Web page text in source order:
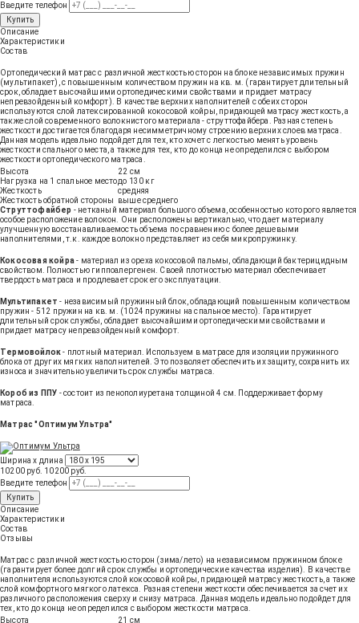
Введите телефон
Купить
Описание
Характеристики
Состав
Ортопедический матрас с различной жесткостью сторон на блоке независимых пружин
(мультипакет), с повышенным количеством пружин на кв. м. (гарантирует длительный
срок, обладает высочайшими ортопедическими свойствами и придает матрасу
непревзойденный комфорт). В качестве верхних наполнителей с обеих сторон
используются слой латексированной кокосовой койры, придающей матрасу жесткость, а
также слой современного волокнистого материала - струттофайбера. Разная степень
жесткости достигается благодаря несимметричному строению верхних слоев матраса.
Данная модель идеально подойдет для тех, кто хочет с легкостью менять уровень
жесткости спального места, а также для тех, кто до конца не определился с выбором
жесткости ортопедического матраса.
Высота
22 см
Нагрузка на 1 спальное местодо 130 кг
Жесткость
средняя
Жесткость обратной стороны
выше среднего
Струттофайбер - нетканый материал большого объема, особенностью которого является
особое расположение волокон. Они расположены вертикально, что дает материалу
улучшенную восстанавливаемость объема по сравнению с более дешевыми
наполнителями, т.к. каждое волокно представляет из себя микропружинку.
Кокосовая койра- материал из ореха кокосовой пальмы, обладающий бактерицидным
свойством. Полностью гиппоалергенен. Своей плотностью материал обеспечивает
твердость матраса и продлевает срок его эксплуатации.
Мультипакет - независимый пружинный блок, обладающий повышенным количеством
пружин - 512 пружин на кв. м. (1024 пружины на спальное место). Гарантирует
длительный срок службы, обладает высочайшими ортопедическими свойствами и
придает матрасу непревзойденный комфорт.
Термовойлок- плотный материал. Используем в матрасе для изоляции пружинного
блока от других мягких наполнителей. Это позволяет обеспечить их защиту, сохранить их
износа и значительно увеличить срок службы матраса.
Короб из ППУ - состоит из пенополиуретана толщиной 4 см. Поддерживает форму
матраса.
Матрас "Оптимум Ультра"
Ширина х длина
10200 руб. 10200 руб.
Введите телефон
Купить
Описание
Характеристики
Состав
Отзывы
Матрас с различной жесткостью сторон (зима/лето) на независимом пружинном блоке
(гарантирует более долгий срок службы и ортопедические качества изделия). В качестве
наполнителя используются слой кокосовой койры, придающей матрасу жесткость, а также
слой комфортного мягкого латекса. Разная степени жесткости обеспечивается за счет их
различного расположения сверху и снизу матраса. Данная модель идеально подойдет для
тех, кто до конца не определился с выбором жесткости матраса.
Высота
21 см